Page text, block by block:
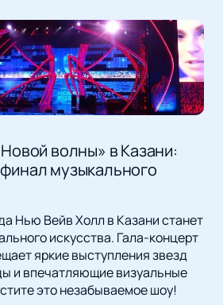
волны» в Казани:
музыкального
Нью Вейв Холл в Казани станет
искусства. Гала-концерт
яркие выступления звезд
и впечатляющие визуальные
это незабываемое шоу!